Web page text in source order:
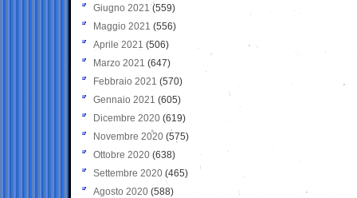
Giugno 2021(559)
Maggio 2021 (556)
Aprile 2021 (506)
Marzo 2021 (647)
Febbraio 2021 (570)
Gennaio 2021 (605)
Dicembre 2020 (619)
Novembre 2020 (575)
Ottobre 2020 (638)
Settembre 2020(465)
Agosto 2020 (588)